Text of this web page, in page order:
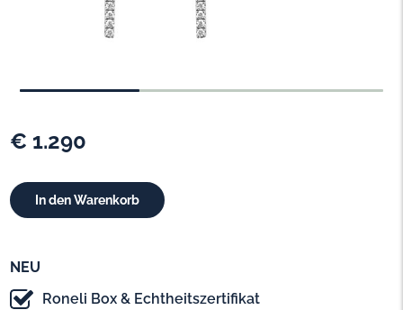
€ 1.290
NEU
Roneli Box & Echtheitszertifikat